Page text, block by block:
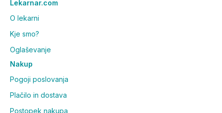
114, rue Victor Hugo, Levallois - Perret, Francija
Distributer
cesta 46A, 1000 Ljubljana
Lekarnar.com
O lekarni
Kje smo?
Oglaševanje
Nakup
Pogoji poslovanja
Plačilo in dostava
Postopek nakupa